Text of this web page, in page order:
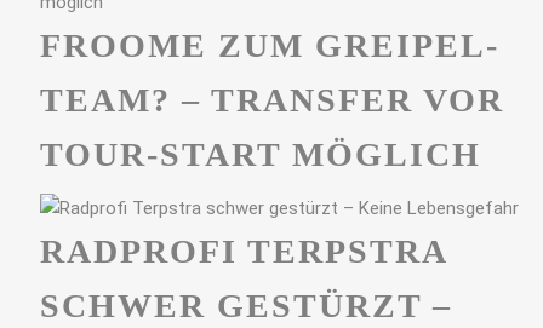
FROOME ZUM GREIPEL-
TEAM? – TRANSFER VOR
TOUR-START MÖGLICH
RADPROFI TERPSTRA
SCHWER GESTÜRZT –